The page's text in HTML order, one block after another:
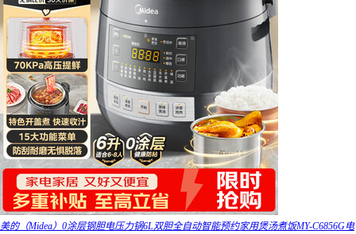
美的（Midea）0涂层钢胆电压力锅6L双胆全自动智能预约家用煲汤煮饭MY-C6856G电